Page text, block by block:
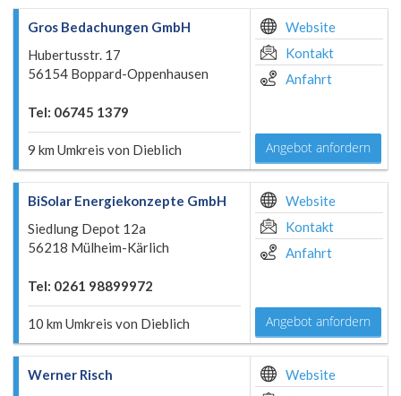
Gros Bedachungen GmbH
Hubertusstr. 17
56154 Boppard-Oppenhausen
Tel: 06745 1379
9 km Umkreis von Dieblich
Website
Kontakt
Anfahrt
Angebot anfordern
BiSolar Energiekonzepte GmbH
Siedlung Depot 12a
56218 Mülheim-Kärlich
Tel: 0261 98899972
10 km Umkreis von Dieblich
Website
Kontakt
Anfahrt
Angebot anfordern
Werner Risch
Website